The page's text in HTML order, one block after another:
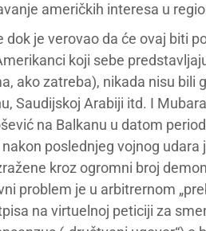
američkih interesa u
je verovao da će ovaj biti
koji sebe
ako zatreba), nikada nisu bili
Saudijskoj Arabiji itd. I
na Balkanu u datom
poslednjeg vojnog udara
kroz ogromni broj
problem je u arbitrernom
na virtuelnoj peticiji za